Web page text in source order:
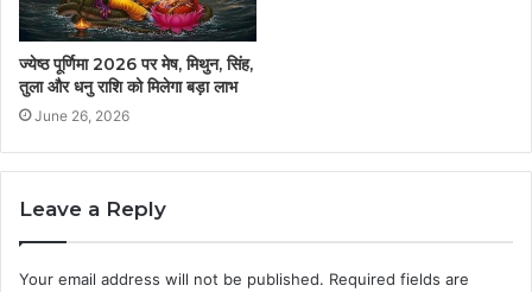
ज्येष्ठ पूर्णिमा 2026 पर मेष, मिथुन, सिंह,
तुला और धनु राशि को मिलेगा बड़ा लाभ
June 26, 2026
Leave a Reply
Your email address will not be published. Required fields are